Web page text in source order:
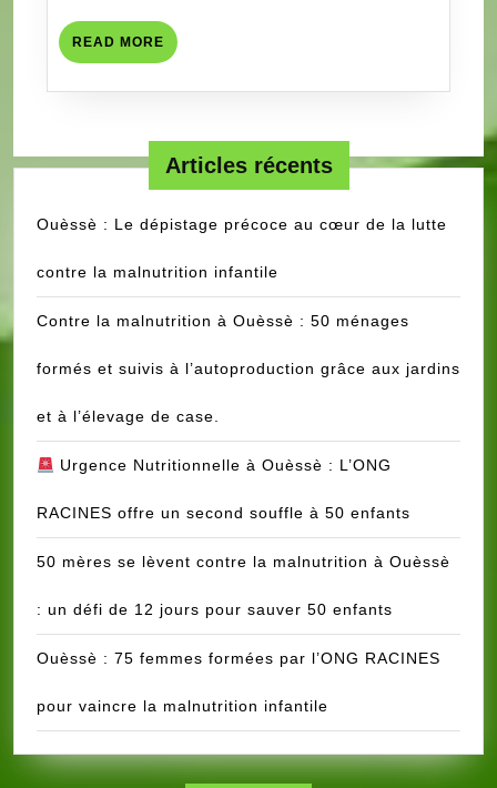
READ MORE READ
MORE
Articles récents
Ouèssè : Le dépistage précoce au cœur de la lutte
contre la malnutrition infantile
Contre la malnutrition à Ouèssè : 50 ménages
formés et suivis à l’autoproduction grâce aux jardins
et à l’élevage de case.
Urgence Nutritionnelle à Ouèssè : L’ONG
RACINES offre un second souffle à 50 enfants
50 mères se lèvent contre la malnutrition à Ouèssè
: un défi de 12 jours pour sauver 50 enfants
Ouèssè : 75 femmes formées par l’ONG RACINES
pour vaincre la malnutrition infantile